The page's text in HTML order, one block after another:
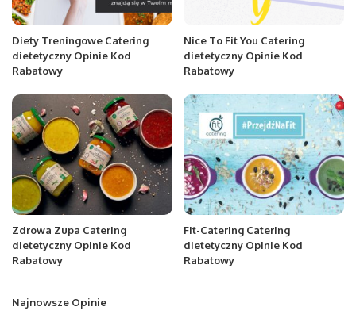
Diety Treningowe Catering
dietetyczny Opinie Kod
Rabatowy
Nice To Fit You Catering
dietetyczny Opinie Kod
Rabatowy
Zdrowa Zupa Catering
dietetyczny Opinie Kod
Rabatowy
Fit-Catering Catering
dietetyczny Opinie Kod
Rabatowy
Najnowsze Opinie